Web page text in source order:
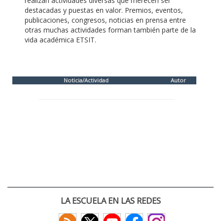
destacadas y puestas en valor. Premios, eventos,
publicaciones, congresos, noticias en prensa entre
otras muchas actividades forman también parte de la
vida académica ETSIT.
Noticia/Actividad Autor
LA ESCUELA EN LAS REDES